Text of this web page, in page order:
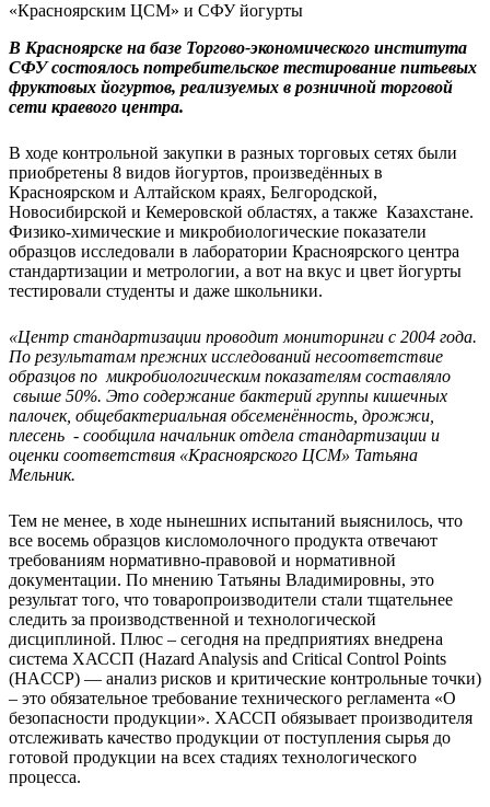
В Красноярске на базе Торгово-экономического института
СФУ состоялось потребительское тестирование питьевых
фруктовых йогуртов, реализуемых в розничной торговой
сети краевого центра.
В ходе контрольной закупки в разных торговых сетях были
приобретены 8 видов йогуртов, произведённых в
Красноярском и Алтайском краях, Белгородской,
Новосибирской и Кемеровской областях, а также Казахстане.
Физико-химические и микробиологические показатели
образцов исследовали в лаборатории Красноярского центра
стандартизации и метрологии, а вот на вкус и цвет йогурты
тестировали студенты и даже школьники.
«Центр стандартизации проводит мониторинги с 2004 года.
По результатам прежних исследований несоответствие
образцов по микробиологическим показателям составляло
свыше 50%. Это содержание бактерий группы кишечных
палочек, общебактериальная обсеменённость, дрожжи,
плесень - сообщила начальник отдела стандартизации и
оценки соответствия «Красноярского ЦСМ» Татьяна
Мельник.
Тем не менее, в ходе нынешних испытаний выяснилось, что
все восемь образцов кисломолочного продукта отвечают
требованиям нормативно-правовой и нормативной
документации. По мнению Татьяны Владимировны, это
результат того, что товаропроизводители стали тщательнее
следить за производственной и технологической
дисциплиной. Плюс – сегодня на предприятиях внедрена
система ХАССП (Hazard Analysis and Critical Control Points
(HACCP) — анализ рисков и критические контрольные точки)
– это обязательное требование технического регламента «О
безопасности продукции». ХАССП обязывает производителя
отслеживать качество продукции от поступления сырья до
готовой продукции на всех стадиях технологического
процесса.